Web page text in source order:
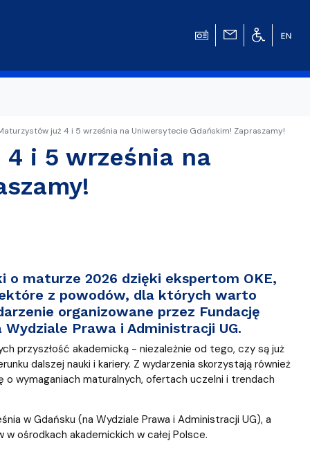
już 4 i 5 września na Uniwersytecie Gdańskim! Zapraszamy!
i 5 września na
o maturze 2026 dzięki ekspertom OKE,
z powodów, dla których warto
organizowane przez Fundację
Prawa i Administracji UG.
przyszłość akademicką - niezależnie od tego, czy są już
dalszej nauki i kariery. Z wydarzenia skorzystają również
wymaganiach maturalnych, ofertach uczelni i trendach
w Gdańsku (na Wydziale Prawa i Administracji UG), a
ośrodkach akademickich w całej Polsce.